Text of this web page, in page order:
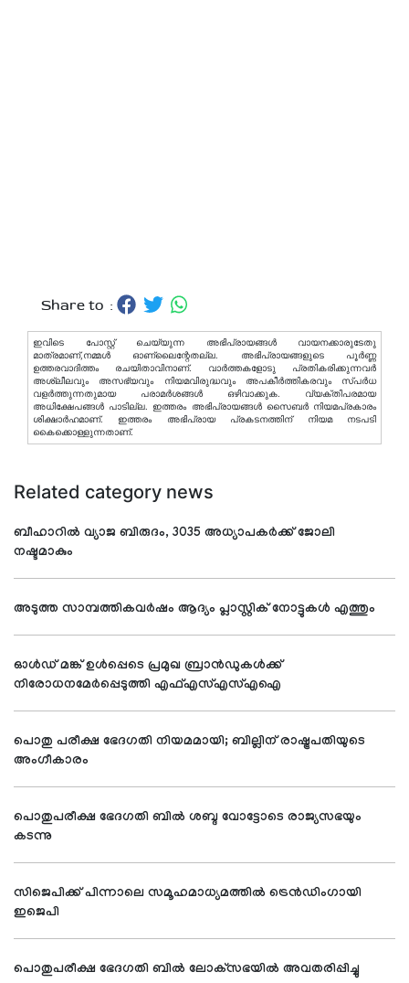
Share to :
ഇവിടെ പോസ്റ്റ് ചെയ്യുന്ന അഭിപ്രായങ്ങള്‍ വായനക്കാരുടേതു
മാത്രമാണ്,നമ്മൾ ഓണ്ലൈന്റേതല്ല. അഭിപ്രായങ്ങളുടെ പൂർണ്ണ
ഉത്തരവാദിത്തം രചയിതാവിനാണ്. വാര്‍ത്തകളോടു പ്രതികരിക്കുന്നവര്‍
അശ്ലീലവും അസഭ്യവും നിയമവിരുദ്ധവും അപകീര്‍ത്തികരവും സ്പര്‍ധ
വളര്‍ത്തുന്നതുമായ പരാമര്‍ശങ്ങള്‍ ഒഴിവാക്കുക. വ്യക്തിപരമായ
അധിക്ഷേപങ്ങള്‍ പാടില്ല. ഇത്തരം അഭിപ്രായങ്ങള്‍ സൈബര്‍ നിയമപ്രകാരം
ശിക്ഷാര്‍ഹമാണ്. ഇത്തരം അഭിപ്രായ പ്രകടനത്തിന് നിയമ നടപടി
കൈക്കൊള്ളുന്നതാണ്.
Related category news
ബീഹാറില്‍ വ്യാജ ബിരുദം, 3035 അധ്യാപകര്‍ക്ക് ജോലി
നഷ്ടമാകും
അടുത്ത സാമ്പത്തികവര്‍ഷം ആദ്യം പ്ലാസ്റ്റിക് നോട്ടുകള്‍ എത്തും
ഓള്‍ഡ് മങ്ക് ഉള്‍പ്പെടെ പ്രമുഖ ബ്രാന്‍ഡുകള്‍ക്ക്
നിരോധനമേര്‍പ്പെടുത്തി എഫ്എസ്എസ്എഐ
പൊതു പരീക്ഷ ഭേദഗതി നിയമമായി; ബില്ലിന് രാഷ്ട്രപതിയുടെ
അംഗീകാരം
പൊതുപരീക്ഷ ഭേദഗതി ബില്‍ ശബ്ദ വോട്ടോടെ രാജ്യസഭയും
കടന്നു
സിജെപിക്ക് പിന്നാലെ സമൂഹമാധ്യമത്തില്‍ ട്രെന്‍ഡിംഗായി
ഇജെപി
പൊതുപരീക്ഷ ഭേദഗതി ബില്‍ ലോക്‌സഭയില്‍ അവതരിപ്പിച്ചു